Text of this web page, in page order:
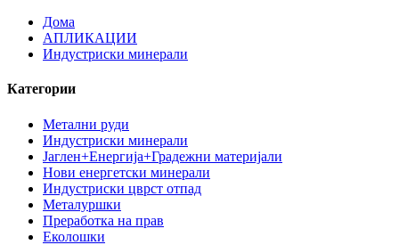
Дома
АПЛИКАЦИИ
Индустриски минерали
Категории
Метални руди
Индустриски минерали
Јаглен+Енергија+Градежни материјали
Нови енергетски минерали
Индустриски цврст отпад
Металуршки
Преработка на прав
Еколошки